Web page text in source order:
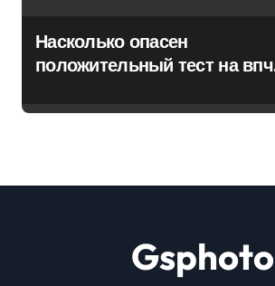
Насколько опасен
положительный тест на впч
Gsphoto